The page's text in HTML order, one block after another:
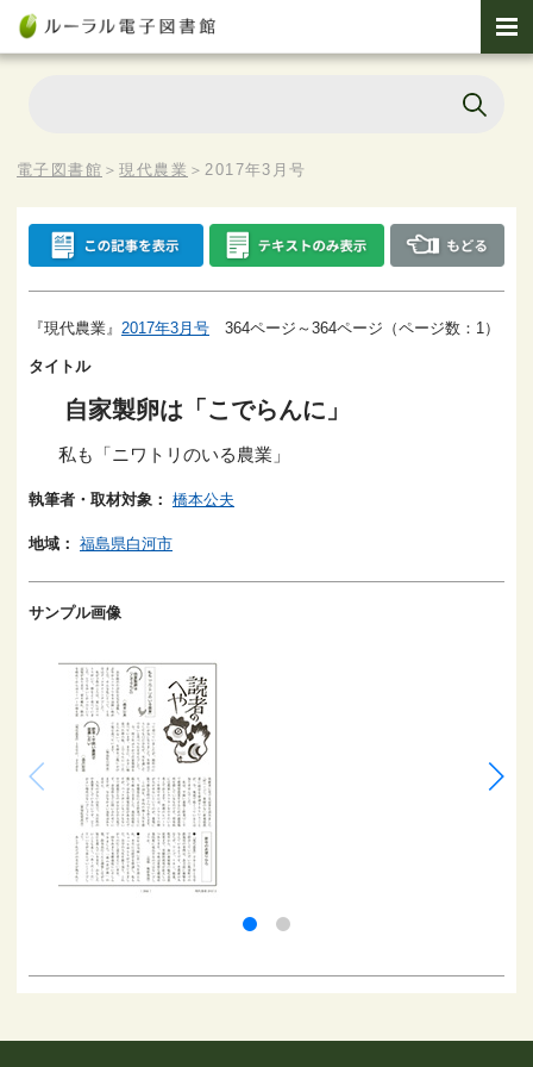
電子図書館 ＞現代農業 ＞2017年3月号
『現代農業』 2017年3月号 364ページ～364ページ（ページ数：1）
タイトル
自家製卵は「こでらんに」
私も「ニワトリのいる農業」
執筆者・取材対象： 橋本公夫
地域： 福島県白河市
サンプル画像